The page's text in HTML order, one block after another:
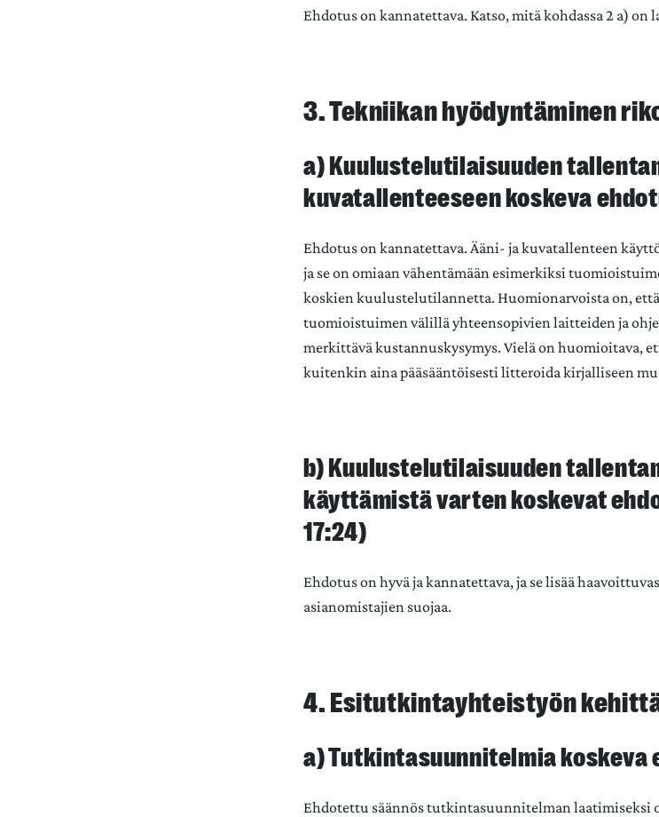
Ehdotus on kannatettava. Katso, mitä kohdassa 2 a) on
3. Tekniikan hyödyntäminen
a) Kuulustelutilaisuuden
kuvatallenteeseen koskeva
Ehdotus on kannatettava. Ääni- ja kuvatallenteen
ja se on omiaan vähentämään esimerkiksi
koskien kuulustelutilannetta. Huomionarvoista on,
tuomioistuimen välillä yhteensopivien laitteiden ja
merkittävä kustannuskysymys. Vielä on huomioitava,
kuitenkin aina pääsääntöisesti litteroida kirjalliseen
b) Kuulustelutilaisuuden
käyttämistä varten koskevat
17:24)
Ehdotus on hyvä ja kannatettava, ja se lisää
asianomistajien suojaa.
4. Esitutkintayhteistyön
a) Tutkintasuunnitelmia koskeva
Ehdotettu säännös tutkintasuunnitelman laatimiseksi